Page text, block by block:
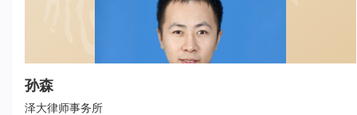
孙森
泽大律师事务所